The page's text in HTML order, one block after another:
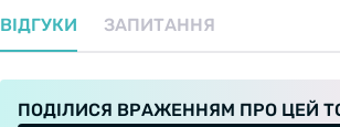
ВІДГУКИ ЗАПИТАННЯ
ПОДІЛИСЯ ВРАЖЕННЯМ ПРО ЦЕЙ